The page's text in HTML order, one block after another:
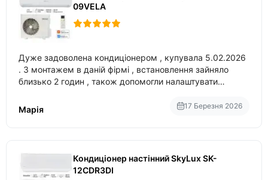
09VELA
Дуже задоволена кондиціонером , купувала 5.02.2026
. З монтажем в даній фірмі , встановлення зайняло
близько 2 годин , також допомогли налаштувати
Марія
17 Березня 2026
Кондиціонер настінний SkyLux SK-
12CDR3DI